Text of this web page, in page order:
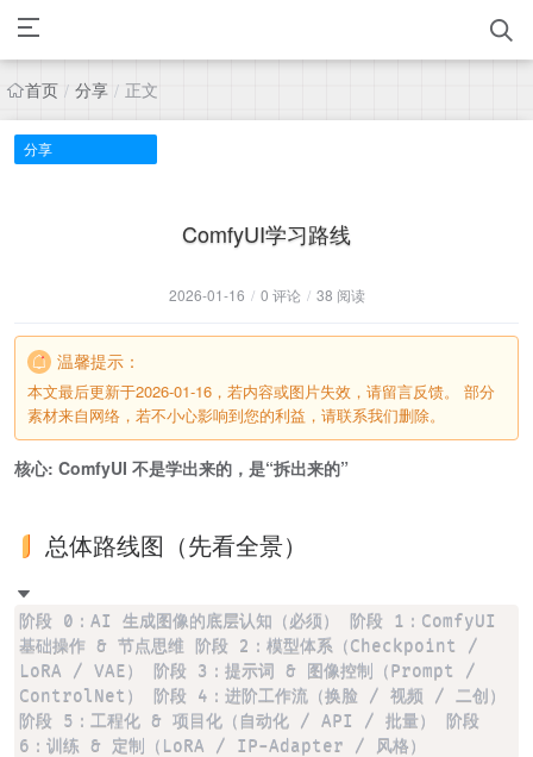
首页 / 分享 / 正文
分享
ComfyUI学习路线
2026-01-16 / 0 评论 / 38 阅读
温馨提示：
本文最后更新于2026-01-16，若内容或图片失效，请留言反馈。 部分
素材来自网络，若不小心影响到您的利益，请联系我们删除。
核心: ComfyUI 不是学出来的，是“拆出来的”
总体路线图（先看全景）
阶段 0：AI 生成图像的底层认知（必须） 阶段 1：ComfyUI
基础操作 & 节点思维 阶段 2：模型体系（Checkpoint /
LoRA / VAE） 阶段 3：提示词 & 图像控制（Prompt /
ControlNet） 阶段 4：进阶工作流（换脸 / 视频 / 二创）
阶段 5：工程化 & 项目化（自动化 / API / 批量） 阶段
6：训练 & 定制（LoRA / IP-Adapter / 风格）